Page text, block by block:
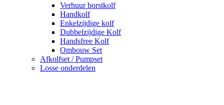
Verhuur borstkolf
Handkolf
Enkelzijdige kolf
Dubbelzijdige Kolf
Handsfree Kolf
Ombouw Set
Afkolfset / Pumpset
Losse onderdelen